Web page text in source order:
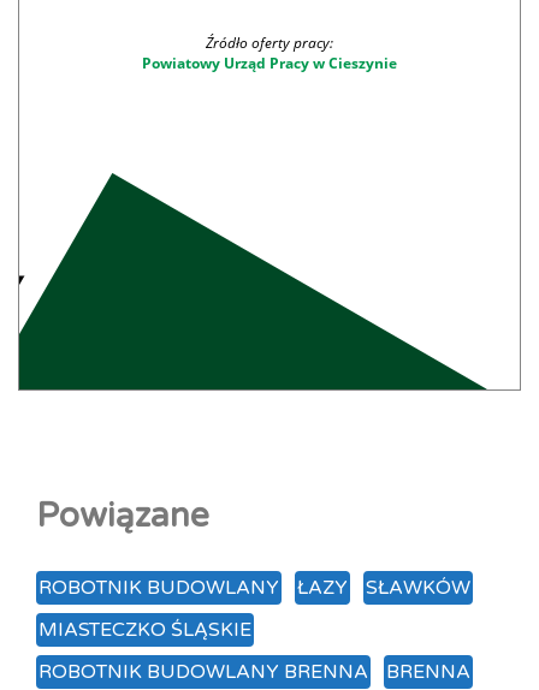
Źródło oferty pracy:
Powiatowy Urząd Pracy w Cieszynie
Powiązane
ROBOTNIK BUDOWLANY ŁAZY
SŁAWKÓW
MIASTECZKO ŚLĄSKIE
ROBOTNIK BUDOWLANY BRENNA
BRENNA